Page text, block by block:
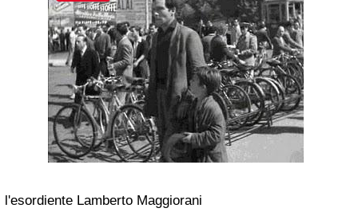
l'esordiente Lamberto Maggiorani